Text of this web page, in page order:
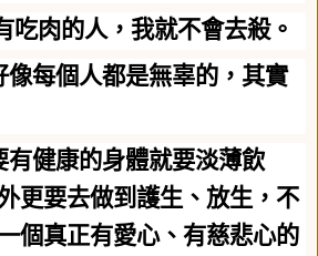
吃肉的人，我就不會去殺。
像每個人都是無辜的，其實
有健康的身體就要淡薄飲
更要去做到護生、放生，不
個真正有愛心、有慈悲心的